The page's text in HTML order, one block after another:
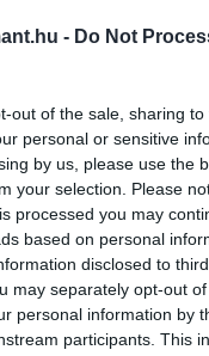
- Do Not
out of the sale, sharing
personal or sensitive
by us, please use the
your selection. Please
processed you may
based on personal
disclosed to
may separately opt-out
personal information by
participants. This
költőnője és első
családban
mindemellett hat
egyik
királynő